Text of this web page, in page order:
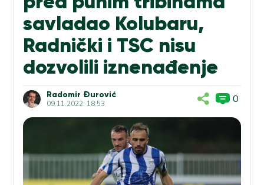
savladao Kolubaru,
Radnički i TSC nisu
dozvolili iznenađenje
Radomir Đurović
09.11.2022. 18:53 0